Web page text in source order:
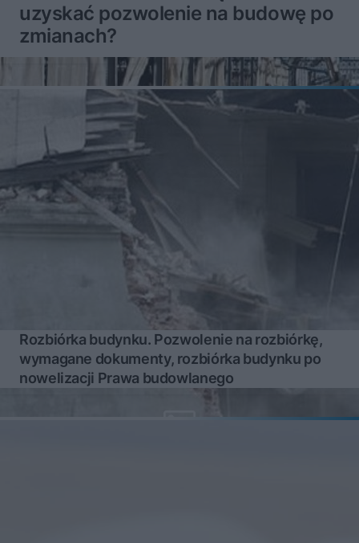
uzyskać pozwolenie na budowę po
zmianach?
Rozbiórka budynku. Pozwolenie na rozbiórkę,
wymagane dokumenty, rozbiórka budynku po
nowelizacji Prawa budowlanego